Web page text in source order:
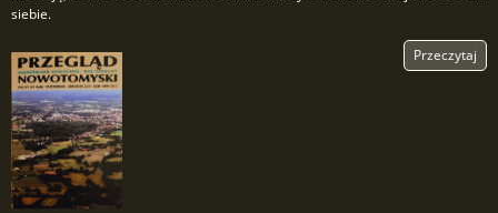
siebie.
Przeczytaj